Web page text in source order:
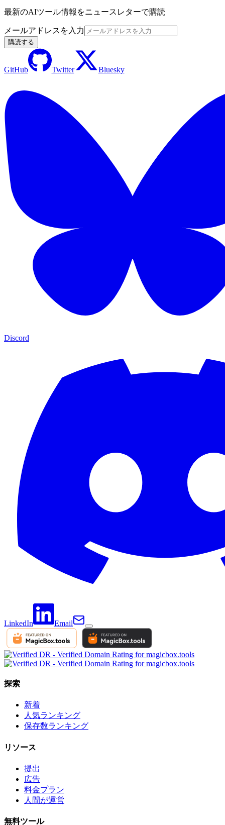
最新のAIツール情報をニュースレターで購読
メールアドレスを入力
購読する
GitHub Twitter Bluesky
Discord
LinkedIn Email
探索
新着
人気ランキング
保存数ランキング
リソース
提出
広告
料金プラン
人間が運営
無料ツール